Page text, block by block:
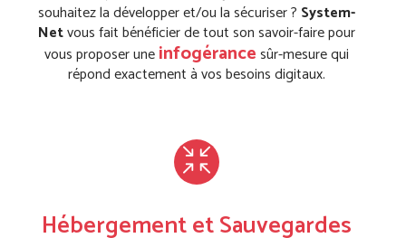
souhaitez la développer et/ou la sécuriser ? System-
Netvous fait bénéficier de tout son savoir-faire pour
vous proposer uneinfogérancesûr-mesure qui
répond exactement à vos besoins digitaux.
Hébergement et Sauvegardes